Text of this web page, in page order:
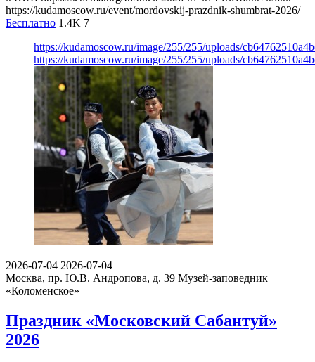
https://kudamoscow.ru/event/mordovskij-prazdnik-shumbrat-2026/
Бесплатно 1.4K 7
https://kudamoscow.ru/image/255/255/uploads/
https://kudamoscow.ru/image/255/255/uploads/
2026-07-04 2026-07-04
Москва, пр. Ю.В. Андропова, д. 39 Музей-заповедник
«Коломенское»
Праздник «Московский Сабантуй»
2026